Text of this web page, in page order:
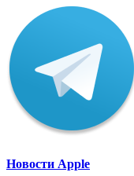
Новости Apple